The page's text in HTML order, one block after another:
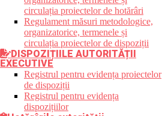
circulația proiectelor de hotărâri
Regulament măsuri metodologice,
organizatorice, termenele și
circulația proiectelor de dispoziții
DISPOZIȚIILE AUTORITĂȚII
EXECUTIVE
Registrul pentru evidența proiectelor
de dispoziții
Registrul pentru evidența
dispozițiilor